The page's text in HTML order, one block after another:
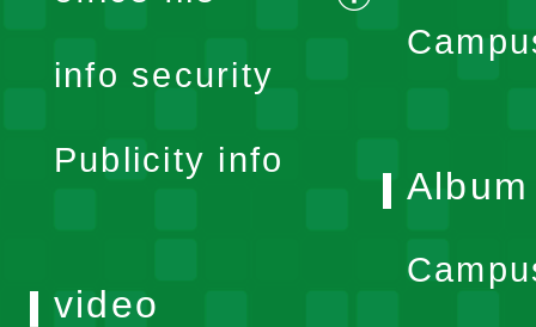
expand
info security
Publicity info
Album
video